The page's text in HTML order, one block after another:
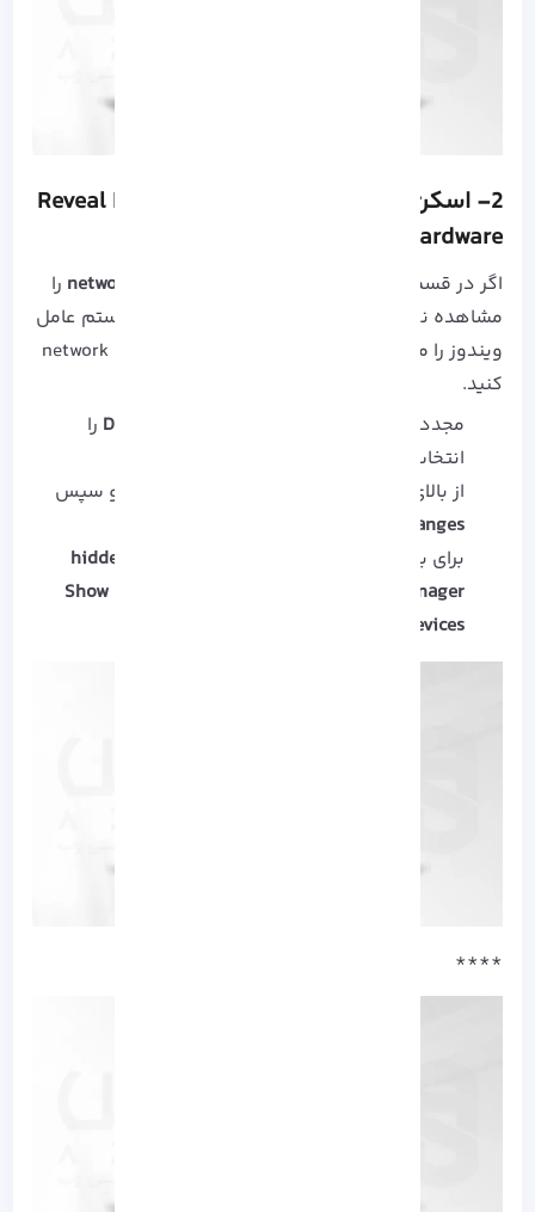
2- اسکن تغییرات سخت افزاری (Reveal Hidden
Hardware)
اگر در قسمت network adapter را
مشاهده نکردید می توانید به کمک روش زیر سیستم عامل
ویندوز را مجبور به اسکن و بررسی مجدد network adapter
کنید.
مجددا از قسمت
Device Manager را
انتخاب کنید.
از بالای صفحه، گزینه
را انتخاب کرده و سپس
Scan for hardware changes
برای بررسی وضعیت آداپتور که در حالت
hidden in
Device Manager
گزینهShow
hidden devices
****